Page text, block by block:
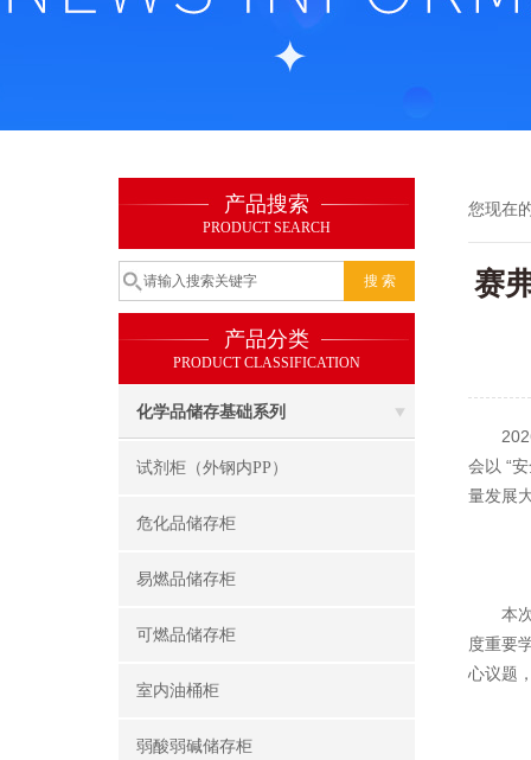
产品搜索
PRODUCT SEARCH
产品分类
PRODUCT CLASSIFICATION
化学品储存基础系列
试剂柜（外钢内PP）
危化品储存柜
易燃品储存柜
可燃品储存柜
室内油桶柜
弱酸弱碱储存柜
您现在
赛
2026
会以 “
量发展
本次
度重要
心议题